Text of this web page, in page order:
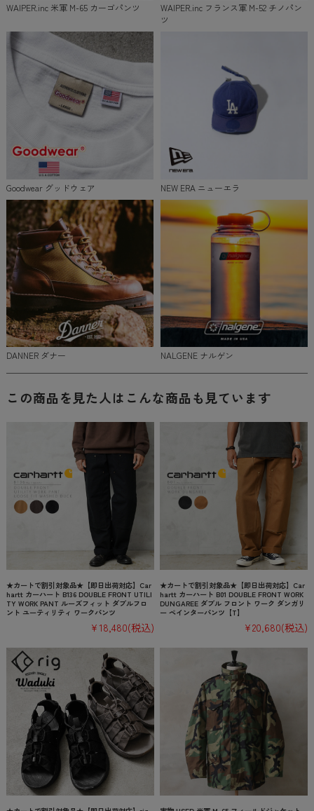
WAIPER.inc 米軍 M-65 カーゴパンツ
WAIPER.inc フランス軍 M-52 チノパン
ツ
Goodwear グッドウェア NEW ERA ニューエラ
DANNER ダナー NALGENE ナルゲン
この商品を見た人はこんな商品も見ています
★カートで割引対象品★【即日出荷対応】Car
hartt カーハート B136 DOUBLE FRONT UTILI
TY WORK PANT ルーズフィット ダブルフロ
ント ユーティリティ ワークパンツ
¥18,480(税込)
★カートで割引対象品★【即日出荷対応】Car
hartt カーハート B01 DOUBLE FRONT WORK
DUNGAREE ダブル フロント ワーク ダンガリ
ー ペインターパンツ【T】
¥20,680(税込)